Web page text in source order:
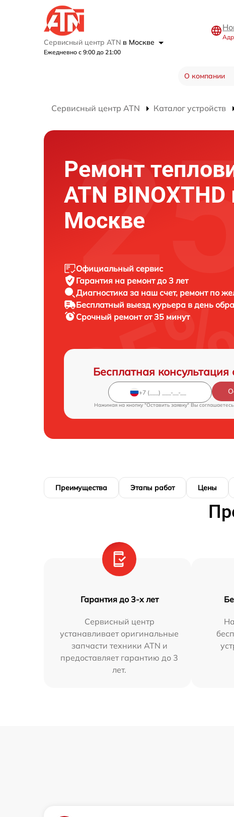
Сервисный центр ATN в Москве
Ежедневно с 9:00 до 21:00
О компании
Сервисный центр ATN Каталог устройств
Ремонт
ATN BINOXTHD
Москве
Официальный сервис
Гарантия на ремонт до 3 лет
Диагностика за наш счет, ремонт по
Бесплатный выезд курьера в день
Срочный ремонт от 35 минут
Бесплатная
Нажимая на кнопку "Оставить заявку" Вы
Преимущества Этапы работ Цены
Гарантия до 3-х лет
Сервисный центр
устанавливает оригинальные
запчасти техники ATN и
предоставляет гарантию до 3
лет.